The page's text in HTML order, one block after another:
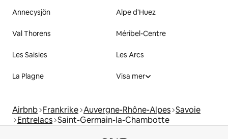
Annecysjön Alpe d'Huez
Val Thorens Méribel-Centre
Les Saisies Les Arcs
La Plagne Visa mer
Airbnb Frankrike Auvergne-Rhône-Alpes Savoie
Entrelacs Saint-Germain-la-Chambotte